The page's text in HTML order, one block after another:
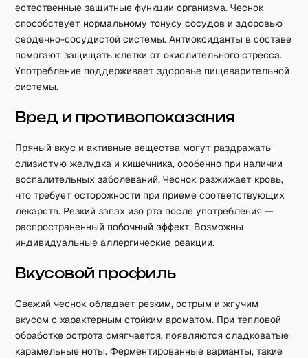
естественные защитные функции организма. Чеснок
способствует нормальному тонусу сосудов и здоровью
сердечно-сосудистой системы. Антиоксиданты в составе
помогают защищать клетки от окислительного стресса.
Употребление поддерживает здоровье пищеварительной
системы.
Вред и противопоказания
Пряный вкус и активные вещества могут раздражать
слизистую желудка и кишечника, особенно при наличии
воспалительных заболеваний. Чеснок разжижает кровь,
что требует осторожности при приеме соответствующих
лекарств. Резкий запах изо рта после употребления —
распространенный побочный эффект. Возможны
индивидуальные аллергические реакции.
Вкусовой профиль
Свежий чеснок обладает резким, острым и жгучим
вкусом с характерным стойким ароматом. При тепловой
обработке острота смягчается, появляются сладковатые
карамельные ноты. Ферментированные варианты, такие